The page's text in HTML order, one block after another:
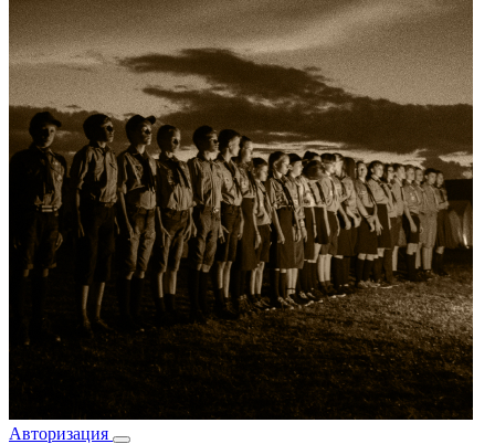
Авторизация